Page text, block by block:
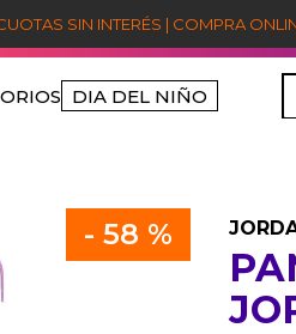
SIN INTERÉS | COMPRA
DIA DEL NIÑO
- 58 %